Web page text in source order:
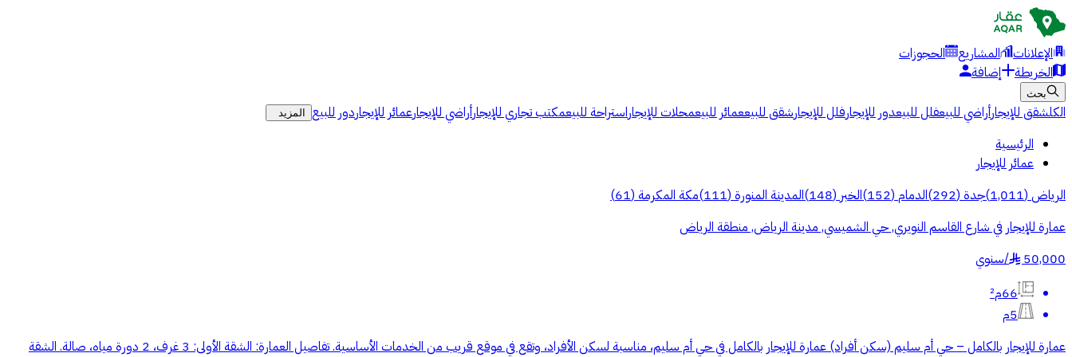
الإعلانات المشاريع
الحجوزات
الخريطة
إضافة
بحث
الكلشقق للإيجارأراضي للبيعفلل للبيعدور للإيجارفلل للإيجارشقق للبيععمائر للبيعمحلات للإيجاراستراحة للبيعمكتب تجاري للإيجارأراضي للإيجارعمائر للإيجاردور للبيع المزيد
الرئيسية
عمائر للإيجار
الرياض(
1,011
)جدة(
292
)الدمام(
152
)الخبر (
148
)المدينة المنورة(
111
)مكة المكرمة(
61
)
عمارة للإيجار في شارع القاسم النويري, حي الشميسي, مدينة الرياض, منطقة الرياض
50,000
§
/سنوي
66م²
5م
عمارة للإيجار بالكامل – حي أم سليم (سكن أفراد) عمارة للإيجار بالكامل في حي أم سليم، مناسبة لسكن الأفراد، وتقع في موقع قريب من الخدمات الأساسية. تفاصيل العمارة: الشقة الأولى: 3 غرف، 2 دورة مياه، صالة. الشقة